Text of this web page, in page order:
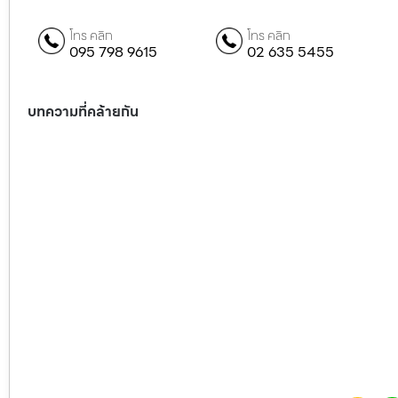
โทร คลิก
095 798 9615
โทร คลิก
02 635 5455
บทความที่คล้ายกัน